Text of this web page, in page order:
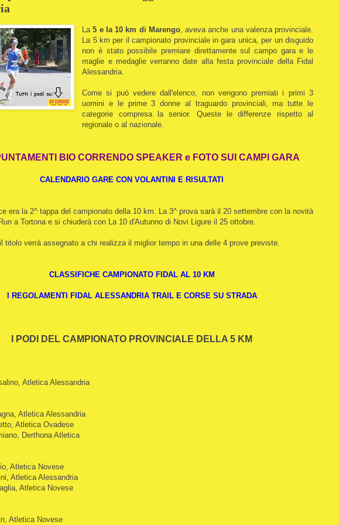
La5 e la 10 km di Marengo, aveva anche una valenza provinciale.
La 5 km per il campionato provinciale in gara unica, per un disguido
non è stato possibile premiare direttamente sul campo gara e le
maglie e medaglie verranno date alla festa provinciale della Fidal
Alessandria.
Come si può vedere dall'elenco, non vengono premiati i primi 3
uomini e le prime 3 donne al traguardo provinciali, ma tutte le
categorie compresa la senior. Queste le differenze rispetto al
regionale o al nazionale.
BIO CORRENDO SPEAKER e FOTO SUI CAMPI GARA
CALENDARIO GARE CON VOLANTINI E RISULTATI
era la 2^ tappa del campionato della 10 km. La 3^ prova sarà il 20 settembre con la novità
a Tortona e si chiuderà con La 10 d'Autunno di Novi Ligure il 25 ottobre.
titolo verrà assegnato a chi realizza il miglior tempo in una delle 4 prove previste.
CLASSIFICHE CAMPIONATO FIDAL AL 10 KM
I REGOLAMENTI FIDAL ALESSANDRIA TRAIL E CORSE SU STRADA
I PODI DEL CAMPIONATO PROVINCIALE DELLA 5 KM
Atletica Alessandria
Atletica Alessandria
Atletica Ovadese
Derthona Atletica
Atletica Novese
Atletica Alessandria
Atletica Novese
Atletica Novese